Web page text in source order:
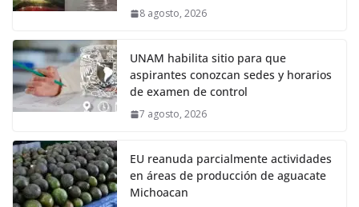
8 agosto, 2026
UNAM habilita sitio para que
aspirantes conozcan sedes y horarios
de examen de control
7 agosto, 2026
EU reanuda parcialmente actividades
en áreas de producción de aguacate
Michoacan